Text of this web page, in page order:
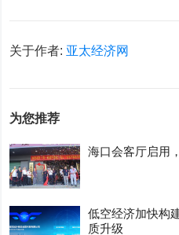
关于作者: 亚太经济网
为您推荐
海口会客厅启用
低空经济加快构
质升级